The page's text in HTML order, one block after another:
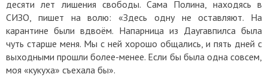
десяти лет лишения свободы. Сама Полина, находясь в
СИЗО, пишет на волю: «Здесь одну не оставляют. На
карантине были вдвоём. Напарница из Даугавпилса была
чуть старше меня. Мы с ней хорошо общались, и пять дней с
выходными прошли более-менее. Если бы была одна совсем,
моя «кукуха» съехала бы».